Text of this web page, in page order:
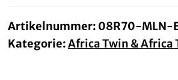
BJ.
24
Artikelnummer: 08R70-MLN-
Kategorie:Africa Twin & Africa